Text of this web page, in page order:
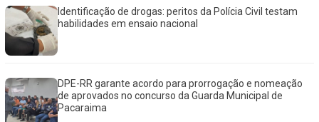
Identificação de drogas: peritos da Polícia Civil testam
habilidades em ensaio nacional
DPE-RR garante acordo para prorrogação e nomeação
de aprovados no concurso da Guarda Municipal de
Pacaraima